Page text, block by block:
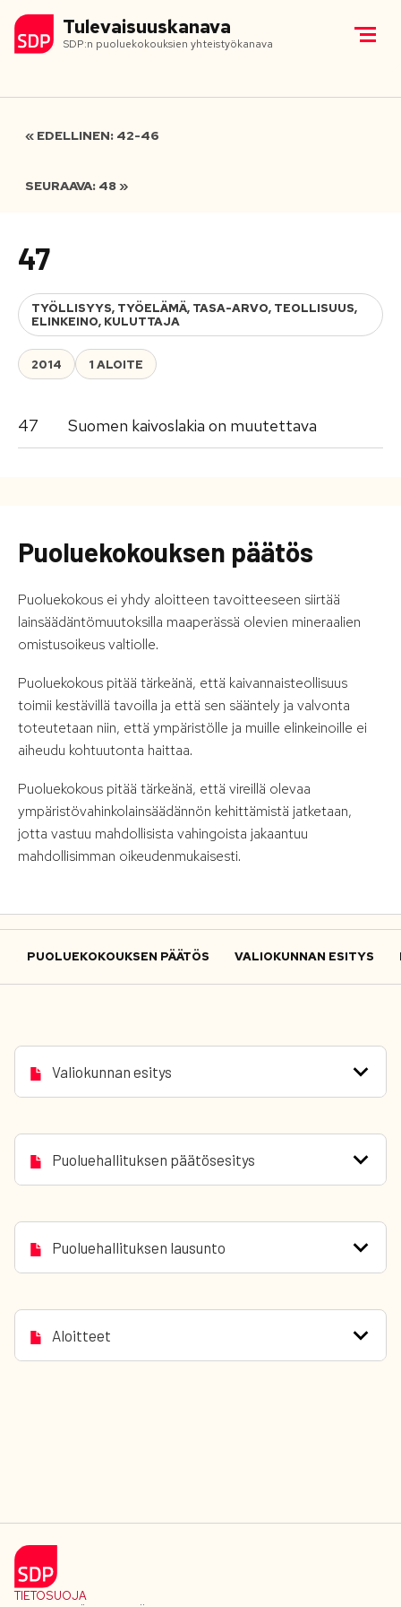
Tulevaisuuskanava
SDP:n puoluekokouksien yhteistyökanava
« EDELLINEN: 42-46
SEURAAVA: 48 »
47
TYÖLLISYYS, TYÖELÄMÄ, TASA-ARVO, TEOLLISUUS,
ELINKEINO, KULUTTAJA
2014 1 ALOITE
47 Suomen kaivoslakia on muutettava
Puoluekokouksen päätös
Puoluekokous ei yhdy aloitteen tavoitteeseen siirtää
lainsäädäntömuutoksilla maaperässä olevien mineraalien
omistusoikeus valtiolle.
Puoluekokous pitää tärkeänä, että kaivannaisteollisuus
toimii kestävillä tavoilla ja että sen sääntely ja valvonta
toteutetaan niin, että ympäristölle ja muille elinkeinoille ei
aiheudu kohtuutonta haittaa.
Puoluekokous pitää tärkeänä, että vireillä olevaa
ympäristövahinkolainsäädännön kehittämistä jatketaan,
jotta vastuu mahdollisista vahingoista jakaantuu
mahdollisimman oikeudenmukaisesti.
PUOLUEKOKOUKSEN PÄÄTÖS VALIOKUNNAN ESITYS
Valiokunnan esitys
Puoluehallituksen päätösesitys
Puoluehallituksen lausunto
Aloitteet
TIETOSUOJA